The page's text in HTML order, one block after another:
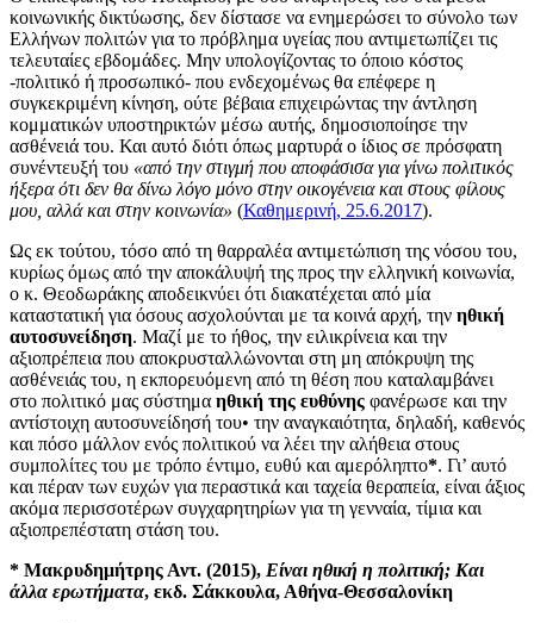
κοινωνικής δικτύωσης, δεν δίστασε να ενημερώσει το σύνολο των
Ελλήνων πολιτών για το πρόβλημα υγείας που αντιμετωπίζει τις
τελευταίες εβδομάδες. Μην υπολογίζοντας το όποιο κόστος
-πολιτικό ή προσωπικό- που ενδεχομένως θα επέφερε η
συγκεκριμένη κίνηση, ούτε βέβαια επιχειρώντας την άντληση
κομματικών υποστηρικτών μέσω αυτής, δημοσιοποίησε την
ασθένειά του. Και αυτό διότι όπως μαρτυρά ο ίδιος σε πρόσφατη
συνέντευξή του «από την στιγμή που αποφάσισα για γίνω πολιτικός
ήξερα ότι δεν θα δίνω λόγο μόνο στην οικογένεια και στους φίλους
μου, αλλά και στην κοινωνία» (Καθημερινή, 25.6.2017).
Ως εκ τούτου, τόσο από τη θαρραλέα αντιμετώπιση της νόσου του,
κυρίως όμως από την αποκάλυψή της προς την ελληνική κοινωνία,
ο κ. Θεοδωράκης αποδεικνύει ότι διακατέχεται από μία
καταστατική για όσους ασχολούνται με τα κοινά αρχή, την ηθική
αυτοσυνείδηση. Μαζί με το ήθος, την ειλικρίνεια και την
αξιοπρέπεια που αποκρυσταλλώνονται στη μη απόκρυψη της
ασθένειάς του, η εκπορευόμενη από τη θέση που καταλαμβάνει
στο πολιτικό μας σύστημα ηθική της ευθύνης φανέρωσε και την
αντίστοιχη αυτοσυνείδησή του• την αναγκαιότητα, δηλαδή, καθενός
και πόσο μάλλον ενός πολιτικού να λέει την αλήθεια στους
συμπολίτες του με τρόπο έντιμο, ευθύ και αμερόληπτο*. Γι’ αυτό
και πέραν των ευχών για περαστικά και ταχεία θεραπεία, είναι άξιος
ακόμα περισσοτέρων συγχαρητηρίων για τη γενναία, τίμια και
αξιοπρεπέστατη στάση του.
* Μακρυδημήτρης Αντ. (2015), Είναι ηθική η πολιτική; Και
άλλα ερωτήματα, εκδ. Σάκκουλα, Αθήνα-Θεσσαλονίκη